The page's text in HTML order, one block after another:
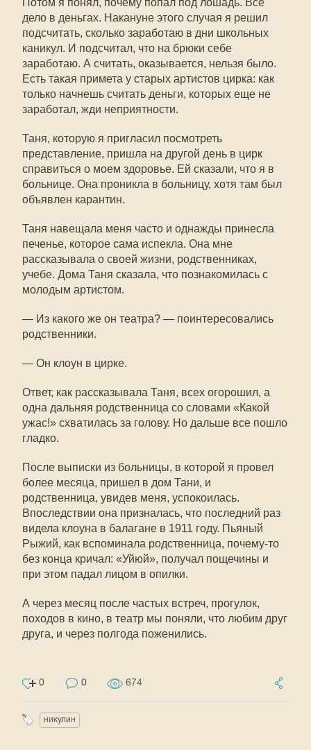
Потом я понял, почему попал под лошадь. Все
дело в деньгах. Накануне этого случая я решил
подсчитать, сколько заработаю в дни школьных
каникул. И подсчитал, что на брюки себе
заработаю. А считать, оказывается, нельзя было.
Есть такая примета у старых артистов цирка: как
только начнешь считать деньги, которых еще не
заработал, жди неприятности.
Таня, которую я пригласил посмотреть
представление, пришла на другой день в цирк
справиться о моем здоровье. Ей сказали, что я в
больнице. Она проникла в больницу, хотя там был
объявлен карантин.
Таня навещала меня часто и однажды принесла
печенье, которое сама испекла. Она мне
рассказывала о своей жизни, родственниках,
учебе. Дома Таня сказала, что познакомилась с
молодым артистом.
— Из какого же он театра? — поинтересовались
родственники.
— Он клоун в цирке.
Ответ, как рассказывала Таня, всех огорошил, а
одна дальняя родственница со словами «Какой
ужас!» схватилась за голову. Но дальше все пошло
гладко.
После выписки из больницы, в которой я провел
более месяца, пришел в дом Тани, и
родственница, увидев меня, успокоилась.
Впоследствии она призналась, что последний раз
видела клоуна в балагане в 1911 году. Пьяный
Рыжий, как вспоминала родственница, почему-то
без конца кричал: «Уйюй», получал пощечины и
при этом падал лицом в опилки.
А через месяц после частых встреч, прогулок,
походов в кино, в театр мы поняли, что любим друг
друга, и через полгода поженились.
0 0 674
никулин